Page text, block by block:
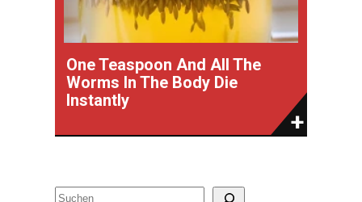
One Teaspoon And All The
Worms In The Body Die
Instantly
S